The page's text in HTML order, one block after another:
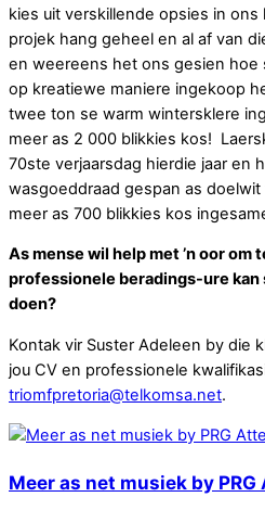
kies uit verskillende opsies in ons
projek hang geheel en al af van
en weereens het ons gesien hoe
op kreatiewe maniere ingekoop
twee ton se warm wintersklere
meer as 2 000 blikkies kos!
70ste verjaarsdag hierdie jaar en
wasgoeddraad gespan as
meer as 700 blikkies kos
As mense wil help met ’n oor om
professionele beradings-ure kan
doen?
Kontak vir Suster Adeleen by die
jou CV en professionele
triomfpretoria@telkomsa.net.
Meer as net musiek by